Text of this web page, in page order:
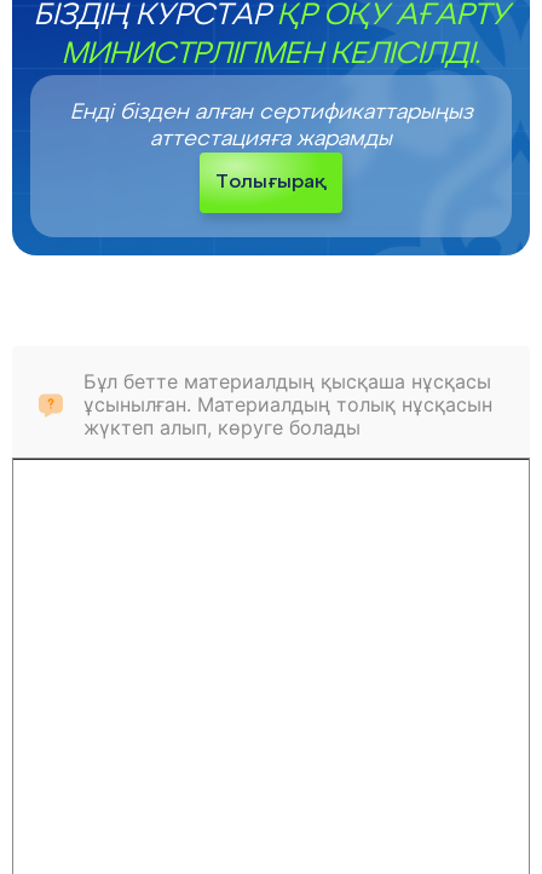
БІЗДІҢ КУРСТАРҚР ОҚУ АҒАРТУ
МИНИСТРЛІГІМЕН КЕЛІСІЛДІ.
Енді бізден алған сертификаттарыңыз
аттестацияға жарамды
Толығырақ
Бұл бетте материалдың қысқаша нұсқасы
ұсынылған. Материалдың толық нұсқасын
жүктеп алып, көруге болады